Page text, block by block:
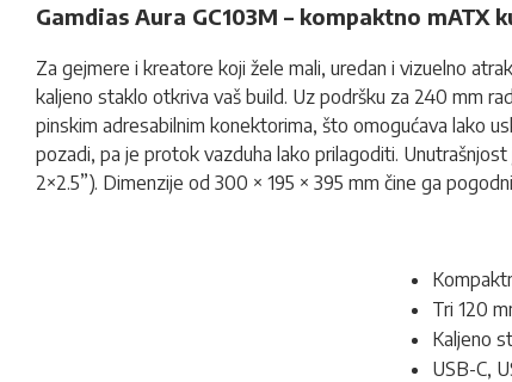
Gamdias Aura GC103M – kompaktno mATX
Za gejmere i kreatore koji žele mali, uredan i vizuelno
kaljeno staklo otkriva vaš build. Uz podršku za 240 mm
pinskim adresabilnim konektorima, što omogućava lako
pozadi, pa je protok vazduha lako prilagoditi.
2×2.5”). Dimenzije od 300 × 195 × 395 mm čine ga
Tri 120
Kaljeno
USB-C,